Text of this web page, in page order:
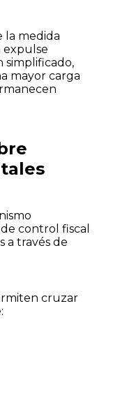
la medida
expulse
mayor carga
control fiscal
a través de
cruzar